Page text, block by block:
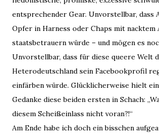
entsprechender Gear. Unvorstellbar, dass
Opfer in Harness oder Chaps mit nacktem
staatsbetrauern würde – und mögen es
Unvorstellbar, dass für diese queere Welt
Heterodeutschland sein Facebookprofil
einfärben würde. Glücklicherweise hielt
Gedanke diese beiden ersten in Schach:
diesem Scheißeinlass nicht voran?!“
Am Ende habe ich doch ein bisschen